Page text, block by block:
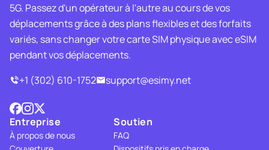
5G. Passez d'un opérateur à l'autre au cours de vos
déplacements grâce à des plans flexibles et des forfaits
variés, sans changer votre carte SIM physique avec eSIM
pendant vos déplacements.
+1 (302) 610-1752
support@esimy.net
Entreprise
À propos de nous
Soutien
FAQ